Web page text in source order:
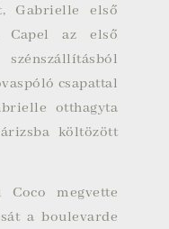
Gabrielle első
Capel az első
csapattal
otthagyta
költözött
Coco megvette
a boulevarde